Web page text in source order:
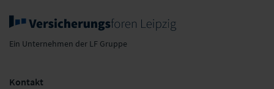
Ein Unternehmen der LF Gruppe
Kontakt